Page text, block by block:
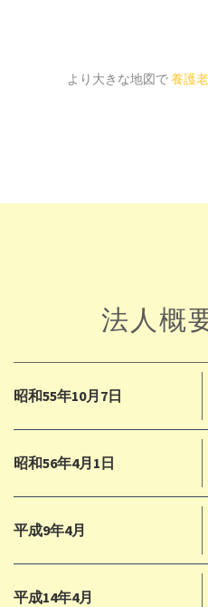
より大きな地図で養護
法人概
昭和55年10月7日
昭和56年4月1日
平成9年4月
平成14年4月